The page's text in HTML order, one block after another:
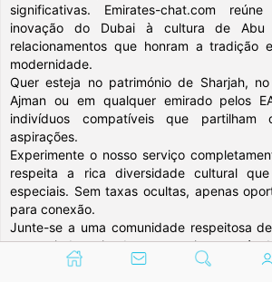
significativas. Emirates-chat.com
inovação do Dubai à cultura de Abu
relacionamentos que honram a tradição
modernidade.
Quer esteja no património de Sharjah,
Ajman ou em qualquer emirado pelos
indivíduos compatíveis que
aspirações.
Experimente o nosso serviço
respeita a rica diversidade cultural
especiais. Sem taxas ocultas, apenas
para conexão.
Junte-se a uma comunidade respeitosa
construindo amizades e parcerias através
A sua próxima conexão significativa